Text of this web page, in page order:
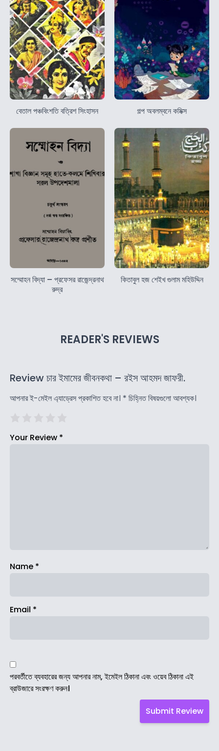
বেতাল পঞ্চবিংশতি বত্রিশ সিংহাসন গল্প অবলম্বনে কমিক্স
সম্মোহন বিদ্যা – প্রফেসর রাজেন্দ্রনাথ
রুদ্র
কিতাবুল হজ শেইখ গুলাম মহিউদ্দিন
READER'S REVIEWS
Review চার ইমামের জীবনকথা – রইস আহমদ জাফরী.
আপনার ই-মেইল এ্যাড্রেস প্রকাশিত হবে না। * চিহ্নিত বিষয়গুলো আবশ্যক।
Your Review *
Name *
Email *
পরবর্তীতে ব্যবহারের জন্য আপনার নাম, ইমেইল ঠিকানা এবং ওয়েব ঠিকানা এই
ব্রাউজারে সংরক্ষণ করুন।